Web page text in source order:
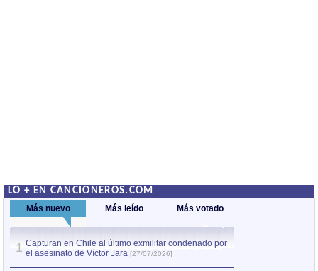
LO + EN CANCIONEROS.COM
Más nuevo Más leído Más votado
1 Capturan en Chile al último exmilitar condenado por
el asesinato de Víctor Jara [27/07/2026]